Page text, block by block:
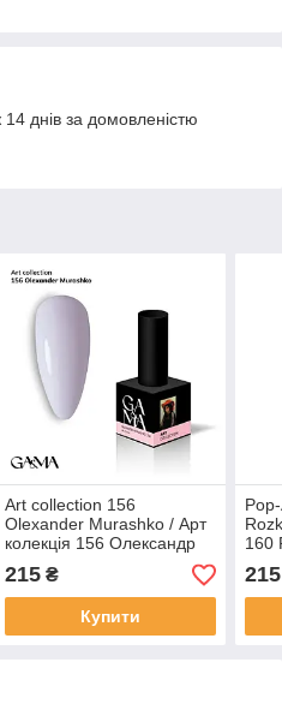
днів за домовленістю
Art collection 156
Olexander Murashko / Арт
колекція 156 Олександр
Мурашко
215₴
Купити
160
215